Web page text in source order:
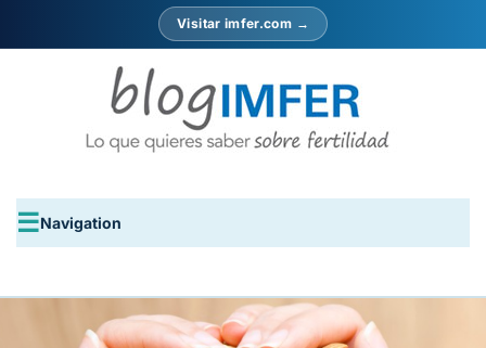
Visitar imfer.com →
Navigation